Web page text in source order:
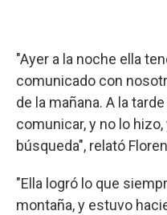
"Ayer a la noche ella
comunicado con
de la mañana. A la
comunicar, y no lo
búsqueda", relató
"Ella logró lo que
montaña, y estuvo